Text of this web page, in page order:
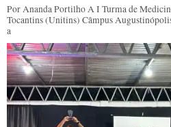
Por Ananda Portilho A I Turma de
Tocantins (Unitins) Câmpus
a